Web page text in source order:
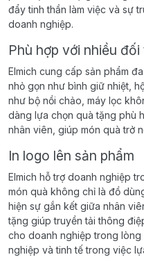
đẩy tinh thần làm việc và sự
doanh nghiệp.
Phù hợp với nhiều
Elmich cung cấp sản phẩm
nhỏ gọn như bình giữ nhiệt,
như bộ nồi chảo, máy lọc
dàng lựa chọn quà tặng phù
nhân viên, giúp món quà trở
In logo lên sản phẩm
Elmich hỗ trợ doanh nghiệp
món quà không chỉ là đồ
hiện sự gắn kết giữa nhân
tặng giúp truyền tải thông
cho doanh nghiệp trong
nghiệp và tinh tế trong việc